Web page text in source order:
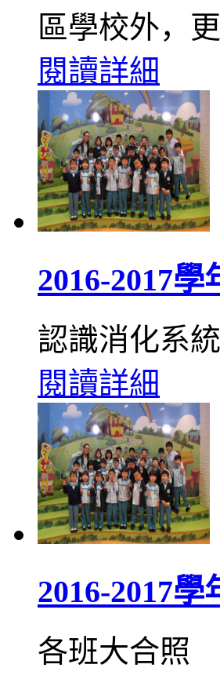
區學校外，
閱讀詳細
2016-2017
認識消化系
閱讀詳細
2016-2017
各班大合照